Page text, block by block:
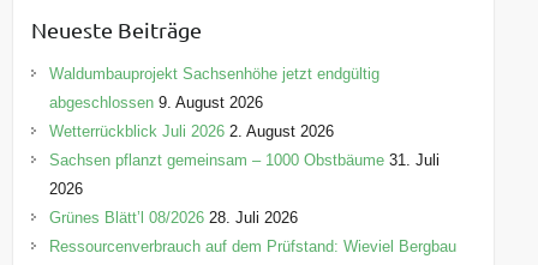
g
o
i
e
Neueste Beiträge
Waldumbauprojekt Sachsenhöhe jetzt endgültig
abgeschlossen 9. August 2026
Wetterrückblick Juli 2026 2. August 2026
Sachsen pflanzt gemeinsam – 1000 Obstbäume 31. Juli
2026
Grünes Blätt’l 08/2026 28. Juli 2026
Ressourcenverbrauch auf dem Prüfstand: Wieviel Bergbau